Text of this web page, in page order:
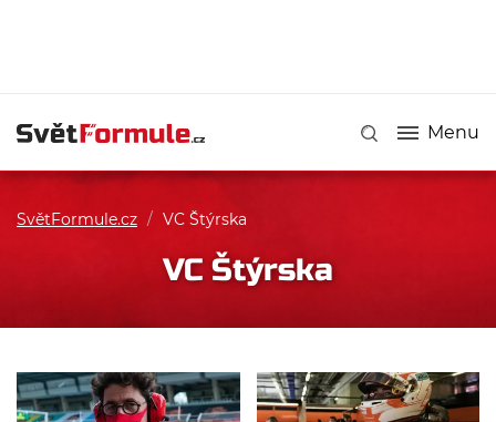
Menu
SvětFormule.cz / VC Štýrska
VC Štýrska